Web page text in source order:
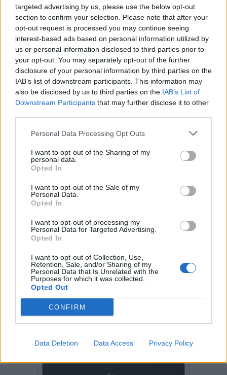
targeted advertising by us, please use the below opt-out
section to confirm your selection. Please note that after your
opt-out request is processed you may continue seeing
interest-based ads based on personal information utilized by
us or personal information disclosed to third parties prior to
your opt-out. You may separately opt-out of the further
disclosure of your personal information by third parties on the
IAB’s list of downstream participants. This information may
also be disclosed by us to third parties on the IAB’s List of
Downstream Participants that may further disclose it to other
Personal Data Processing Opt Outs
I want to opt-out of the Sharing of my
personal data.
Opted In
I want to opt-out of the Sale of my
Personal Data.
Opted In
I want to opt-out of processing my
Personal Data for Targeted Advertising.
Opted In
I want to opt-out of Collection, Use,
Retention, Sale, and/or Sharing of my
Personal Data that Is Unrelated with the
Purposes for which it was collected.
Opted Out
CONFIRM
Data Deletion Data Access Privacy Policy
την ανάγκη αναβάθμισης των προσφυγικών
κέντρων υποδοχής στα νησιά